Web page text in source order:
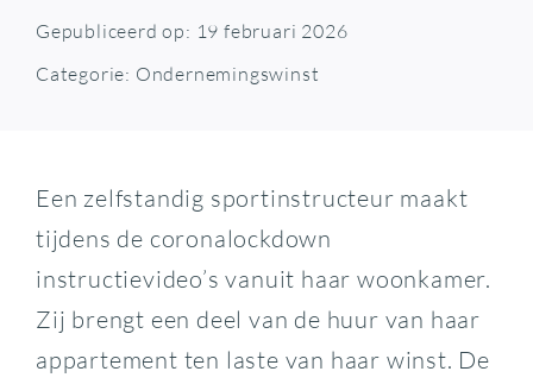
Gepubliceerd op: 19 februari 2026
Categorie: Ondernemingswinst
Een zelfstandig sportinstructeur maakt
tijdens de coronalockdown
instructievideo’s vanuit haar woonkamer.
Zij brengt een deel van de huur van haar
appartement ten laste van haar winst. De